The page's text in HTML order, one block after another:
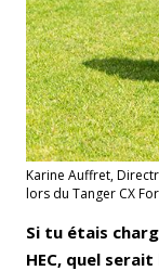
Karine Auffret,
lors du Tanger CX
Si tu étais
HEC, quel